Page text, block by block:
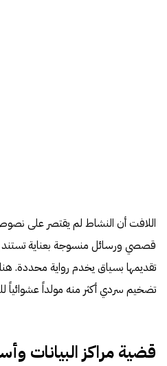
اللافت أن النشاط لم يقتصر على
قصصي ورسائل منسوجة بعناية تستند
تقديمها بسياق يخدم رواية محددة.
تضخيم سردي أكثر منه مولداً عشوائياً
قضية مراكز البيانات